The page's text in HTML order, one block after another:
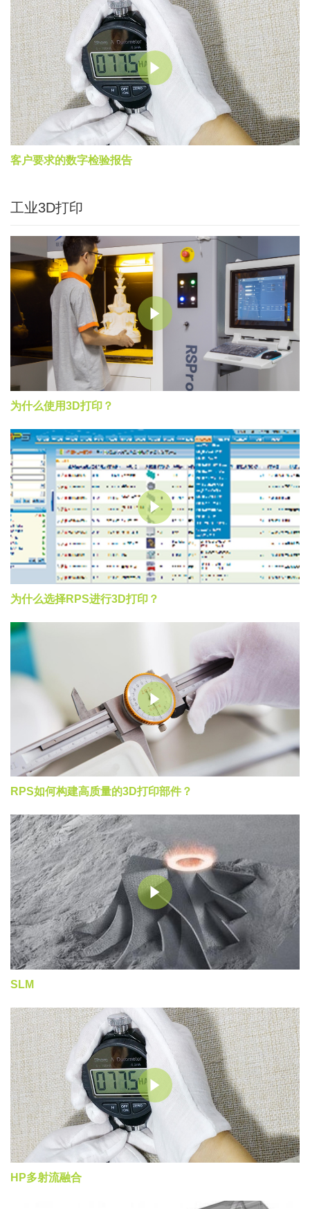
客户要求的数字检验报告
工业3D打印
为什么使用3D打印？
为什么选择RPS进行3D打印？
RPS如何构建高质量的3D打印部件？
SLM
HP多射流融合